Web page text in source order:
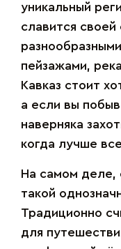
уникальный
славится
пейзажами,
Кавказ стоит
а если вы
наверняка
когда лучше
На самом деле,
такой
Традиционно
для